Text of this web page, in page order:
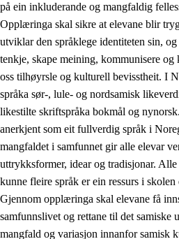
på ein inkluderande og mangfaldig
Opplæringa skal sikre at elevane blir
utviklar den språklege identiteten sin,
tenkje, skape meining, kommunisere
oss tilhøyrsle og kulturell bevisstheit. I
språka sør-, lule- og nordsamisk
likestilte skriftspråka bokmål og
anerkjent som eit fullverdig språk i
mangfaldet i samfunnet gir alle elevar
uttrykksformer, idear og tradisjonar. Alle
kunne fleire språk er ein ressurs i skolen
Gjennom opplæringa skal elevane få
samfunnslivet og rettane til det
mangfald og variasjon innanfor samisk